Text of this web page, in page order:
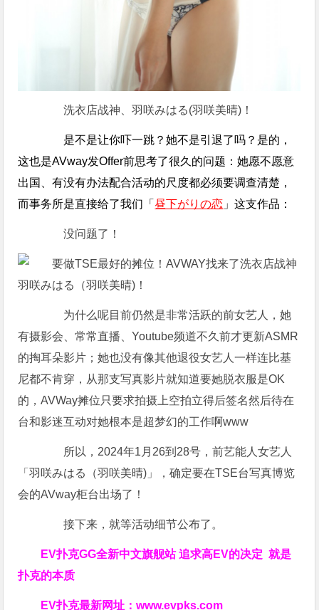
洗衣店战神、羽咲みはる(羽咲美晴)！
是不是让你吓一跳？她不是引退了吗？是的，
这也是AVway发Offer前思考了很久的问题：她愿不愿意
出国、有没有办法配合活动的尺度都必须要调查清楚，
而事务所是直接给了我们「昼下がりの恋 」这支作品：
没问题了！
为什么呢目前仍然是非常活跃的前女艺人，她
有摄影会、常常直播、Youtube频道不久前才更新ASMR
的掏耳朵影片；她也没有像其他退役女艺人一样连比基
尼都不肯穿，从那支写真影片就知道要她脱衣服是OK
的，AVWay摊位只要求拍摄上空拍立得后签名然后待在
台和影迷互动对她根本是超梦幻的工作啊www
所以，2024年1月26到28号，前艺能人女艺人
「羽咲みはる（羽咲美晴)」，确定要在TSE台写真博览
会的AVway柜台出场了！
接下来，就等活动细节公布了。
EV扑克GG全新中文旗舰站追求高EV的决定就是
扑克的本质
EV扑克最新网址：www.evpks.com